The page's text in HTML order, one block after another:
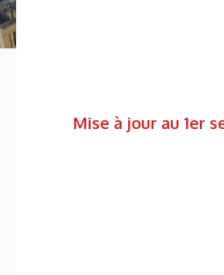
Mise à jour au 1er